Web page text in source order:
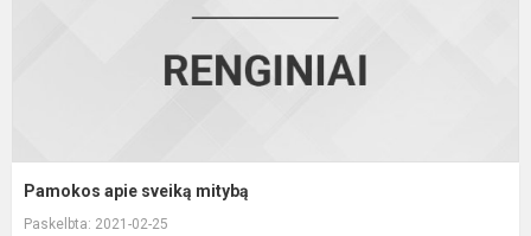
Pamokos apie sveiką mitybą
Paskelbta: 2021-02-25